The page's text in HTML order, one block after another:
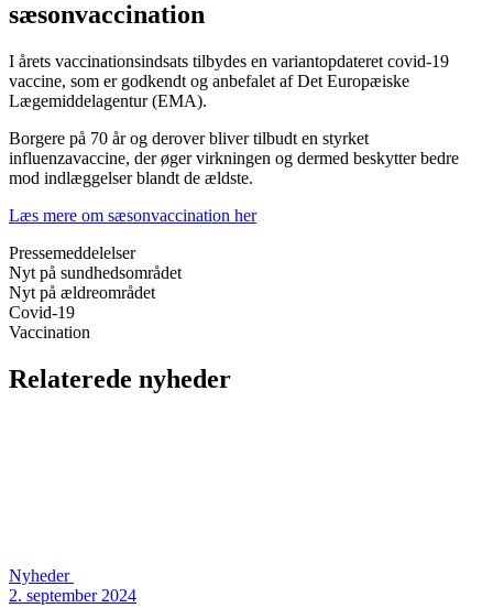
sæsonvaccination
I årets vaccinationsindsats tilbydes en variantopdateret covid-19
vaccine, som er godkendt og anbefalet af Det Europæiske
Lægemiddelagentur (EMA).
Borgere på 70 år og derover bliver tilbudt en styrket
influenzavaccine, der øger virkningen og dermed beskytter bedre
mod indlæggelser blandt de ældste.
Læs mere om sæsonvaccination her
Pressemeddelelser
Nyt på sundhedsområdet
Nyt på ældreområdet
Covid-19
Vaccination
Relaterede nyheder
Nyheder
2. september 2024